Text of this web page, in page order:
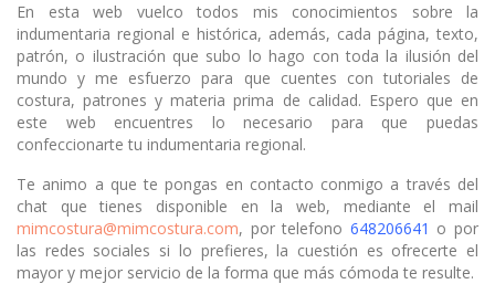
En esta web vuelco todos mis conocimientos sobre la
indumentaria regional e histórica, además, cada página, texto,
patrón, o ilustración que subo lo hago con toda la ilusión del
mundo y me esfuerzo para que cuentes con tutoriales de
costura, patrones y materia prima de calidad. Espero que en
este web encuentres lo necesario para que puedas
confeccionarte tu indumentaria regional.
Te animo a que te pongas en contacto conmigo a través del
chat que tienes disponible en la web, mediante el mail
mimcostura@mimcostura.com, por telefono 648206641 o por
las redes sociales si lo prefieres, la cuestión es ofrecerte el
mayor y mejor servicio de la forma que más cómoda te resulte.